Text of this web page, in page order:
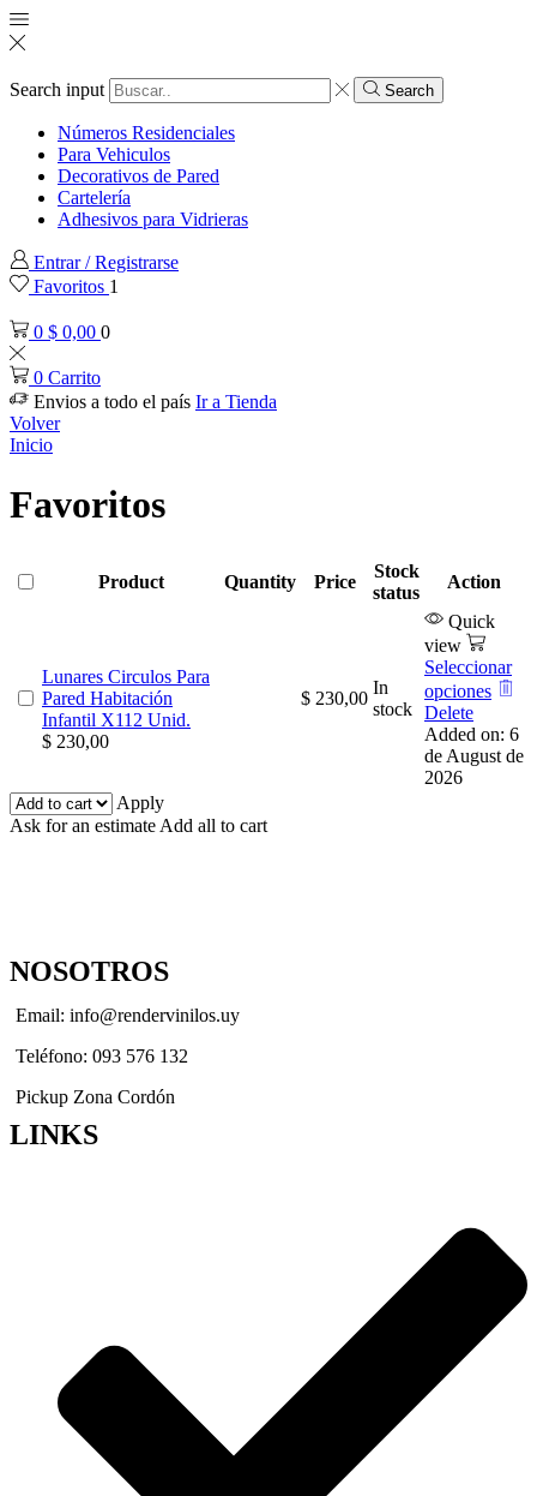
Search input Search
Números Residenciales
Para Vehiculos
Decorativos de Pared
Cartelería
Adhesivos para Vidrieras
Entrar / Registrarse
Favoritos 1
0 $ 0,00 0
0 Carrito
Envios a todo el país Ir a Tienda
Volver
Inicio
Favoritos
Product Quantity Price
Stock
status
Action
Lunares Circulos Para
Pared Habitación
Infantil X112 Unid.
$ 230,00
$ 230,00
In
stock
Quick
view
Seleccionar
opciones
Delete
Added on: 6
de August de
2026
Apply
Ask for an estimate Add all to cart
NOSOTROS
Email: info@rendervinilos.uy
Teléfono: 093 576 132
Pickup Zona Cordón
LINKS